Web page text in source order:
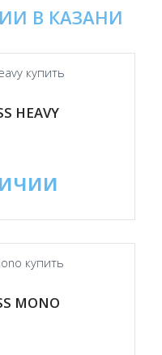
В КАЗАНИ
HEAVY
MONO